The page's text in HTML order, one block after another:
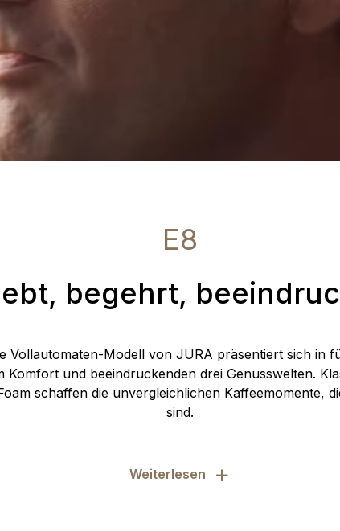
E8
begehrt,
Vollautomaten-Modell von JURA präsentiert sich in
Komfort und beeindruckenden drei Genusswelten.
schaffen die unvergleichlichen Kaffeemomente,
sind.
Weiterlesen +